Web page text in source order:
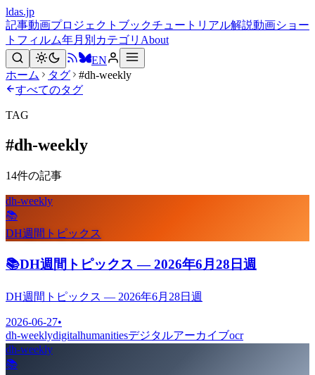
ldas.jp
記事動画プロジェクト ブックチュートリアル解説動画ショー
トフィルム年月別 カテゴリ About
EN
ホーム
タグ
#dh-weekly
すべてのタグ
TAG
#dh-weekly
14件の記事
dh-weekly
📚
DH週間トピックス
📚DH週間トピックス — 2026年6月28日週
DH週間トピックス — 2026年6月28日週
2026-06-27•
dh-weeklydigitalhumanitiesデジタルアーカイブocr
dh-weekly
📚